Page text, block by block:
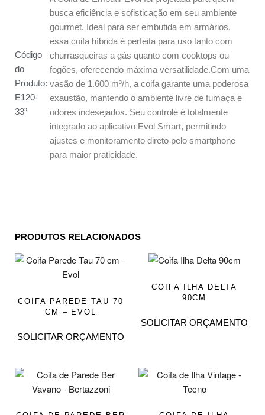
Código
do
Produto:
E120-
33”
busca eficiência e sofisticação em seu ambiente
gourmet. Ideal para ser embutida em armários,
essa coifa híbrida é perfeita para uso tanto com
churrasqueiras a gás quanto com cooktops ou
fogões, oferecendo máxima versatilidade.Com uma
vasão de 1.600 m³/h, a coifa garante uma poderosa
exaustão, mantendo o ambiente livre de fumaça e
odores indesejados. Seu controle é totalmente
integrado ao aplicativo Evol Smart, permitindo
ajustes e monitoramento direto pelo smartphone
para maior praticidade.
PRODUTOS RELACIONADOS
COIFA PAREDE TAU 70
CM – EVOL
SOLICITAR ORÇAMENTO
COIFA ILHA DELTA
90CM
SOLICITAR ORÇAMENTO